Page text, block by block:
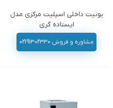
یونیت داخلی اسپلیت مرکزی مدل
ایستاده گری
مشاوره و فروش:02191302330